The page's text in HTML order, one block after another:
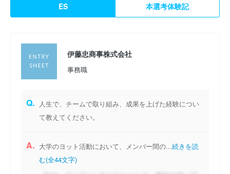
ES 本選考体験記
伊藤忠商事株式会社
事務職
Q. 人生で、チームで取り組み、成果を上げた経験につい
て教えてください。
A. 大学のヨット活動において、メンバー間の...続きを読
む(全44文字)